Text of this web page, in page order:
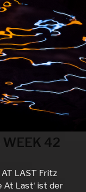
WEEK 42
AT LAST Fritz
At Last‘ ist der